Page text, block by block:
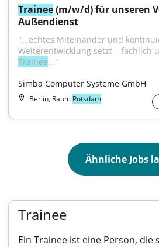
Trainee (m/w/d) für unseren
Außendienst
"...echtes Miteinander und
Trainee..."
Simba Computer Systeme GmbH
Berlin, Raum Potsdam
Ähnliche Jobs
Trainee
Ein Trainee ist eine Person, die